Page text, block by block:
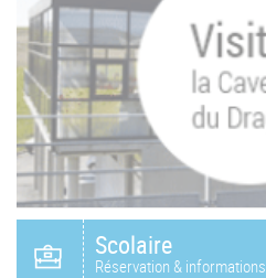
Scolaire
Réservation & informations